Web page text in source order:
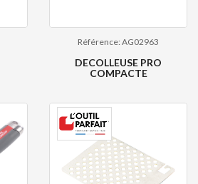
Référence: AG02963
DECOLLEUSE PRO
COMPACTE